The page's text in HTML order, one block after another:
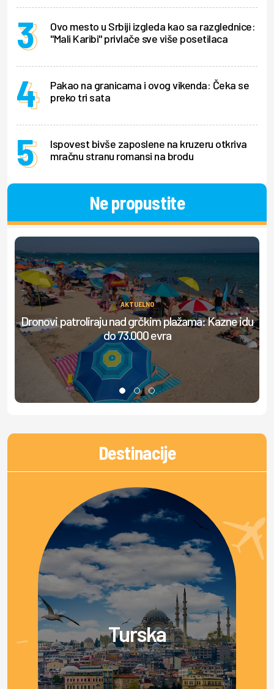
Ovo mesto u Srbiji izgleda kao sa razglednice:
"Mali Karibi" privlače sve više posetilaca
Pakao na granicama i ovog vikenda: Čeka se
preko tri sata
Ispovest bivše zaposlene na kruzeru otkriva
mračnu stranu romansi na brodu
Ne propustite
AKTUELNO
Dronovi patroliraju nad grčkim plažama: Kazne idu
do 73.000 evra
Destinacije
Turska